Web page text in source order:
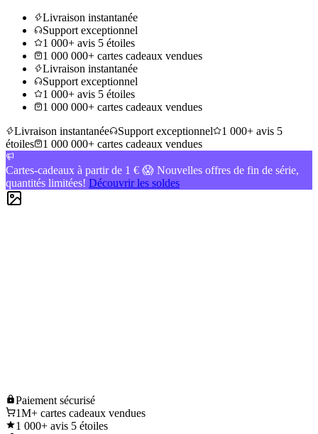
Livraison instantanée
Support exceptionnel
1 000+ avis 5 étoiles
1 000 000+ cartes cadeaux vendues
Livraison instantanée
Support exceptionnel
1 000+ avis 5 étoiles
1 000 000+ cartes cadeaux vendues
Livraison instantanée
Support exceptionnel
1 000+ avis 5
étoiles
1 000 000+ cartes cadeaux vendues
Cartes-cadeaux à partir de 1 € 😱 Nouvelles offres de fin de série,
quantités limitées! Découvrir les soldes
Paiement sécurisé
1M+ cartes cadeaux vendues
1 000+ avis 5 étoiles